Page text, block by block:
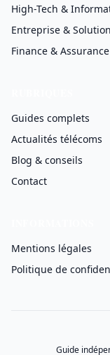
High-Tech &
Entreprise &
Finance & Assurance
Guides complets
Actualités télécoms
Blog & conseils
Contact
Mentions légales
Politique de
Guide